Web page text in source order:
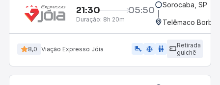
21:30 05:50
Duração: 8h 20m
Sorocaba, SP
Telêmaco Borba,
8,0 Viação Expresso Jóia airline_seat_legroom_extra ac_unit WC
Retirada
guichê